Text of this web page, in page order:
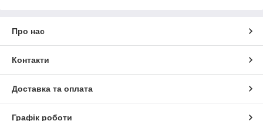
Про нас
Контакти
Доставка та оплата
Графік роботи